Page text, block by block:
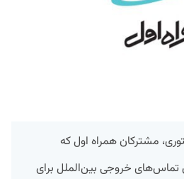
مشترکان همراه اول که
تماس‌های خروجی بین‌الملل برای